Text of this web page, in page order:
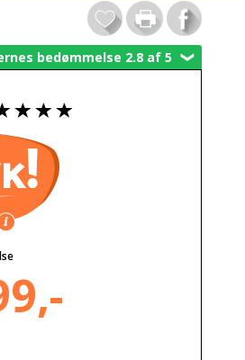
bedømmelse 2.8 af 5❯